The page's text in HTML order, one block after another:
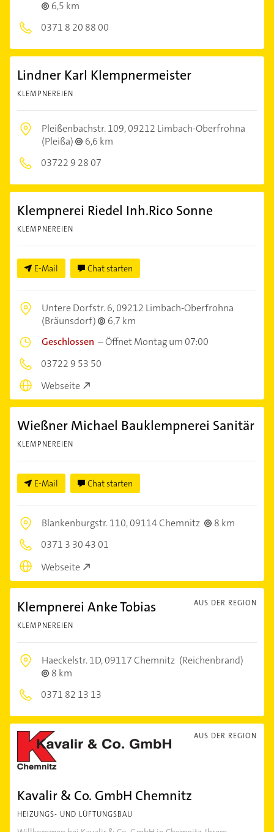
6,5 km
0371 8 20 88 00
Lindner Karl Klempnermeister
KLEMPNEREIEN
Pleißenbachstr. 109,09212 Limbach-Oberfrohna
(Pleißa)
6,6 km
03722 9 28 07
Klempnerei Riedel Inh.Rico Sonne
KLEMPNEREIEN
E-Mail Chat starten
Untere Dorfstr. 6,09212 Limbach-Oberfrohna
(Bräunsdorf)
6,7 km
Geschlossen –Öffnet Montag um 07:00
03722 9 53 50
Webseite
Wießner Michael Bauklempnerei Sanitär
KLEMPNEREIEN
E-Mail Chat starten
Blankenburgstr. 110,09114 Chemnitz
8 km
0371 3 30 43 01
Webseite
AUS DER REGION
Klempnerei Anke Tobias
KLEMPNEREIEN
Haeckelstr. 1D,09117 Chemnitz (Reichenbrand)
8 km
0371 82 13 13
AUS DER REGION
Kavalir & Co. GmbH Chemnitz
HEIZUNGS- UND LÜFTUNGSBAU